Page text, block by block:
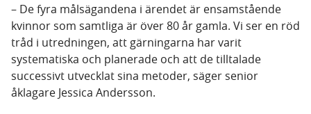
– De fyra målsägandena i ärendet är ensamstående
kvinnor som samtliga är över 80 år gamla. Vi ser en röd
tråd i utredningen, att gärningarna har varit
systematiska och planerade och att de tilltalade
successivt utvecklat sina metoder, säger senior
åklagare Jessica Andersson.